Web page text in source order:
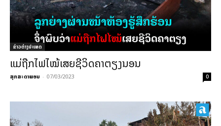
ຂ່າວຕ່າງປະເທດ
ແມ່ຖືກໄຟໄໝ້ເສຍຊີວິດຄາຕຽງນອນ
ສຸກສະດາພອນ - 07/03/2023 0